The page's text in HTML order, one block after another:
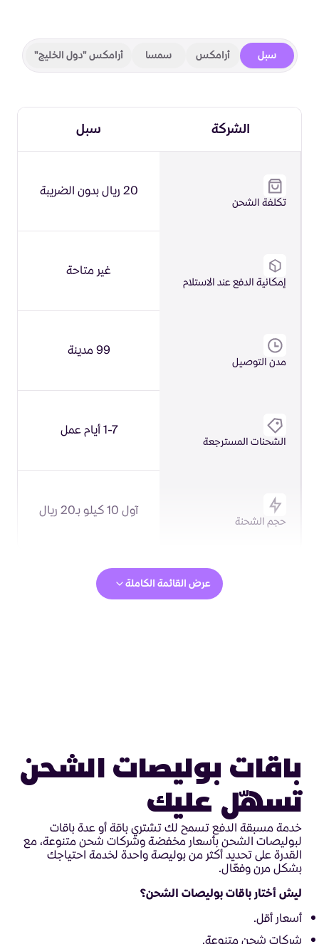
سبل أرامكس سمسا أرامكس "دول الخليج"
الشركة سبل
تكلفة الشحن
20 ريال بدون الضريبة
إمكانية الدفع عند الاستلام
غير متاحة
مدن التوصيل
99 مدينة
الشحنات المسترجعة
1-7 أيام عمل
حجم الشحنة
آول 10 كيلو بـ20 ريال
عرض القائمة الكاملة
باقات بوليصات الشحن
تسهّل عليك
خدمة مسبقة الدفع تسمح لك تشتري باقة أو عدة باقات
لبوليصات الشحن بأسعار مخفضة وشركات شحن متنوعة، مع
القدرة على تحديد أكثر من بوليصة واحدة لخدمة احتياجك
بشكل مرن وفعّال.
ليش أختار باقات بوليصات الشحن؟
أسعار أقل.